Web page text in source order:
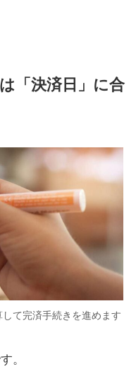
「決済日」に合
て完済手続きを進めます
。